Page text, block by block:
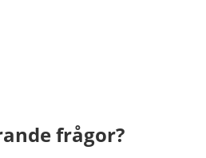
frågor?